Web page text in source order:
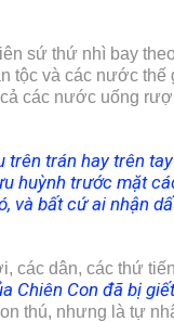
sứ thứ nhì bay
tộc và các nước
các nước uống
trên trán hay trên
huỳnh trước mặt
và bất cứ ai nhận
các dân, các thứ
Chiên Con đã bị
thú, nhưng là tự